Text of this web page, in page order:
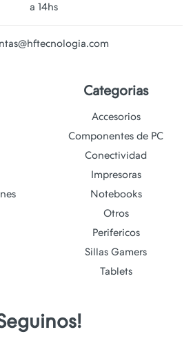
a 14hs
Categorias
Accesorios
Componentes de PC
Conectividad
Impresoras
Notebooks
Otros
Perifericos
Sillas Gamers
Tablets